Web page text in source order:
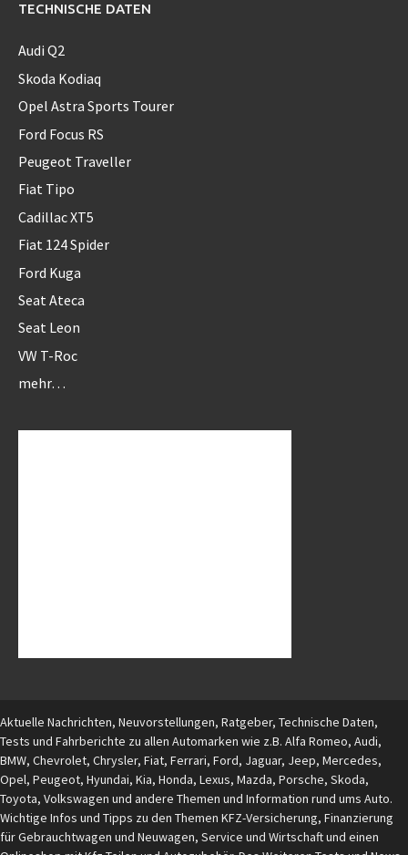
TECHNISCHE DATEN
Audi Q2
Skoda Kodiaq
Opel Astra Sports Tourer
Ford Focus RS
Peugeot Traveller
Fiat Tipo
Cadillac XT5
Fiat 124 Spider
Ford Kuga
Seat Ateca
Seat Leon
VW T-Roc
mehr…
Aktuelle Nachrichten, Neuvorstellungen, Ratgeber, Technische Daten,
Tests und Fahrberichte zu allen Automarken wie z.B. Alfa Romeo, Audi,
BMW, Chevrolet, Chrysler, Fiat, Ferrari, Ford, Jaguar, Jeep, Mercedes,
Opel, Peugeot, Hyundai, Kia, Honda, Lexus, Mazda, Porsche, Skoda,
Toyota, Volkswagen und andere Themen und Information rund ums Auto.
Wichtige Infos und Tipps zu den Themen KFZ-Versicherung, Finanzierung
für Gebrauchtwagen und Neuwagen, Service und Wirtschaft und einen